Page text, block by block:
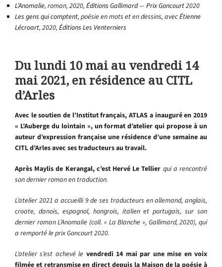
L’Anomalie, roman, 2020, Éditions Gallimard—Prix Goncourt2020
Les gens qui comptent, poésie en mots et en dessins, avecÉtienne
Lécroart, 2020, Éditions Les Venterniers
Du lundi 10 mai au vendredi 14
mai 2021, en résidence au CITL
d’Arles
Avec le soutien de l’Institut français, ATLAS a inauguré en 2019
« L’Auberge du lointain », un format d’atelier qui propose à un
auteur d’expression française une résidence d’une semaine au
CITL d’Arles avec ses traducteurs au travail.
Après Maylis de Kerangal, c’est Hervé Le Tellier qui a rencontré
son dernier roman en traduction.
L’atelier 2021 a accueilli 9 de ses traducteurs en allemand, anglais,
croate, danois, espagnol, hongrois, italien et portugais, sur son
dernier romanL’Anomalie (coll. « La Blanche », Gallimard, 2020), qui
a remporté le prix Goncourt 2020.
L’atelier s’est achevé le vendredi 14 mai par une mise en voix
filmée et retransmise en direct depuis la Maison de la poésie à